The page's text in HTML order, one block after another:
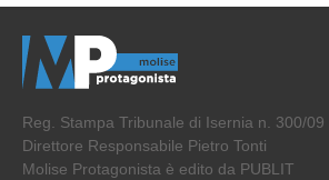
Reg. Stampa Tribunale di Isernia n. 300/09
Direttore Responsabile Pietro Tonti
Molise Protagonista è edito da PUBLIT